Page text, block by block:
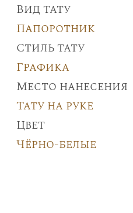
Вид тату
Папоротник
Стиль тату
Графика
Место нанесения
Тату на руке
Цвет
Чёрно-белые